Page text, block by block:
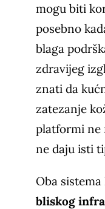
mogu biti
posebno
blaga
zdravijeg
znati da
zatezanje
platformi ne
ne daju isti
Oba
bliskog